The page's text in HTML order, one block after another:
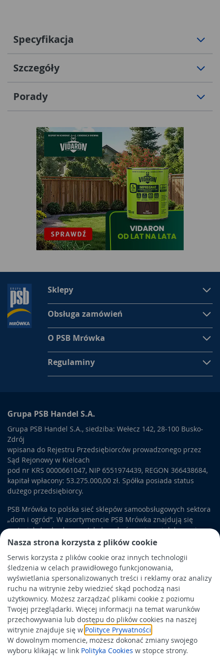
Nasza strona korzysta z plików cookie
Serwis korzysta z plików cookie oraz innych technologii
śledzenia w celach prawidłowego funkcjonowania,
wyświetlania spersonalizowanych treści i reklamy oraz analizy
ruchu na witrynie żeby wiedzieć skąd pochodzą nasi
użytkownicy. Możesz zarządzać plikami cookie z poziomu
Twojej przeglądarki. Więcej informacji na temat warunków
przechowywania lub dostępu do plików cookies na naszej
witrynie znajduje się w Polityce Prywatności
W dowolnym momencie, możesz dokonać zmiany swojego
wyboru klikając w link Polityka Cookies w stopce strony.
Specyfikacja
Szczegóły
Porady
Sklepy
Obsługa zamówień
O PSB Mrówka
Regulaminy
Grupa PSB Handel S.A.
Grupa PSB Handel S.A., siedziba: Wełecz 142, 28-100 Busko-
Zdrój
wpisana do Rejestru Przedsiębiorców prowadzonego przez
Sąd Rejonowy w Kielcach
pod nr KRS 0000661047, NIP 6551974439, REGON 366438684,
kapitał wpłacony: 53.275.000,00 zł. Spółka posiada status
dużego przedsiębiorcy.
PSB Mrówka to polska sieć sklepów samoobsługowych sektora
„dom i ogród”. W asortymencie PSB Mrówka znajdują się
materiały budowlane, artykuły wykończeniowe i dekoracyjne,
wyposażenie łazienek i kuchni, elektronarzędzia, a także
artykuły związane z ogrodem i otoczeniem domu.
Obowiązek informacyjny
Polityka prywatności
Polityka Cookies
Odbiór zużytego sprzętu
Wspierają nas: